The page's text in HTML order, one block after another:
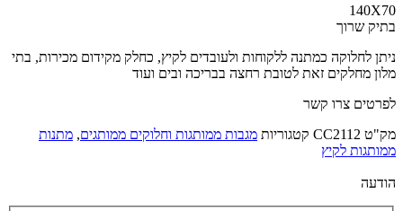
140X70
בתיק שרוך
ניתן לחלוקה כמתנה ללקוחות ולעובדים לקיץ, כחלק מקידום מכירות, בתי
מלון מחלקים זאת לטובת רחצה בבריכה ובים ועוד
לפרטים צרו קשר
מק"ט CC2112 קטגוריות מגבות ממותגות וחלוקים ממותגים, מתנות
ממותגות לקיץ
הודעה